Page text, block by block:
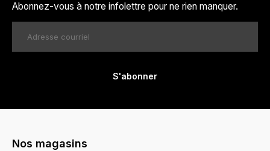
Abonnez-vous à notre infolettre pour ne rien manquer.
S'abonner
Nos magasins